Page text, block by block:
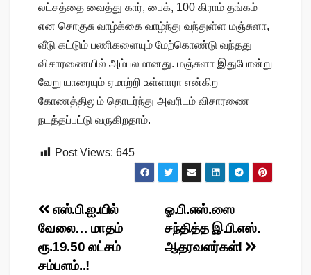
லட்சத்தை வைத்து கார், பைக், 100 கிராம் தங்கம்
என சொகுசு வாழ்க்கை வாழ்ந்து வந்துள்ள மஞ்சுளா,
வீடு கட்டும் பணிகளையும் மேற்கொண்டு வந்தது
விசாரணையில் அம்பலமானது. மஞ்சுளா இதுபோன்று
வேறு யாரையும் ஏமாற்றி உள்ளாரா என்கிற
கோணத்திலும் தொடர்ந்து அவரிடம் விசாரணை
நடத்தப்பட்டு வருகிறதாம்.
Post Views: 645
Post
navigation
ஓ.பி.எஸ்.ஸை
சந்தித்த இ.பி.எஸ்.
ஆதரவளர்கள்!
எஸ்.பி.ஐ.யில்
வேலை… மாதம்
ரூ.19.50 லட்சம்
சம்பளம்..!